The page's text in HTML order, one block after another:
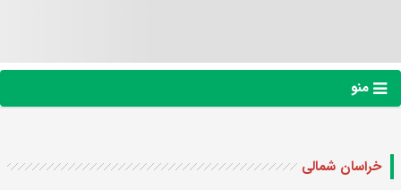
منو
خراسان شمالی